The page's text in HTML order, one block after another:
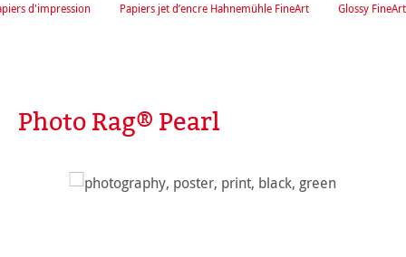
Glossy FineArt
Papiers jet d’encre Hahnemühle FineArt
d'impression
Photo Rag® Pearl
Ignorer la galerie d'images